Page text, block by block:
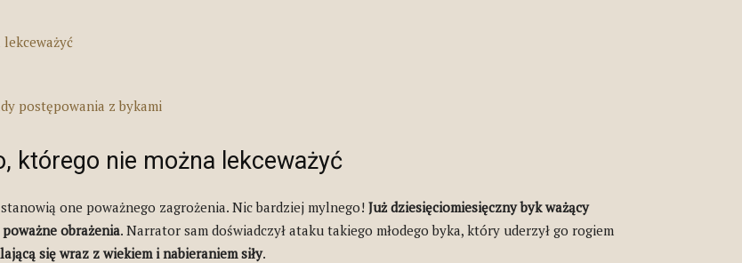
postępowania z bykami
którego nie można lekceważyć
one poważnego zagrożenia. Nic bardziej mylnego! Już dziesięciomiesięczny byk ważący
obrażenia. Narrator sam doświadczył ataku takiego młodego byka, który uderzył go rogiem
się wraz z wiekiem i nabieraniem siły.